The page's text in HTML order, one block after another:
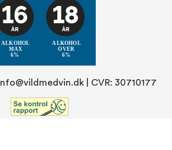
Info@vildmedvin.dk| CVR: 30710177